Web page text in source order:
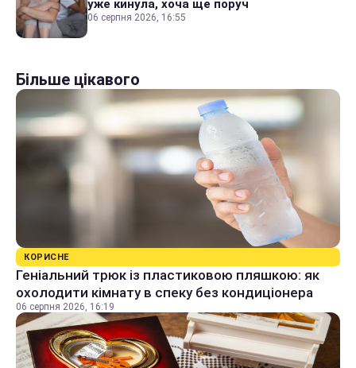
уже кинула, хоча ще поруч
06 серпня 2026, 16:55
Більше цікавого
КОРИСНЕ
Геніальний трюк із пластиковою пляшкою: як
охолодити кімнату в спеку без кондиціонера
06 серпня 2026, 16:19